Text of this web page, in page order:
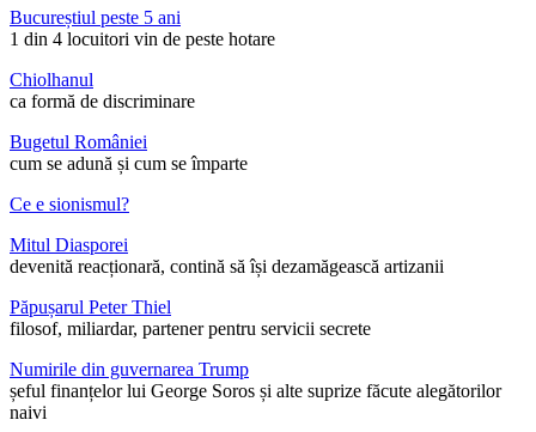
Bucureștiul peste 5 ani
1 din 4 locuitori vin de peste hotare
Chiolhanul
ca formă de discriminare
Bugetul României
cum se adună și cum se împarte
Ce e sionismul?
Mitul Diasporei
devenită reacționară, contină să își dezamăgească artizanii
Păpușarul Peter Thiel
filosof, miliardar, partener pentru servicii secrete
Numirile din guvernarea Trump
șeful finanțelor lui George Soros și alte suprize făcute alegătorilor
naivi